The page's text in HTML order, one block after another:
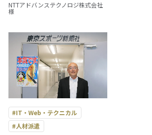
ご依頼・お問い合わせ
ご依頼・お問い合わせ
NTTアドバンステクノロジ株式会社
様
#IT・Web・テクニカル
#人材派遣